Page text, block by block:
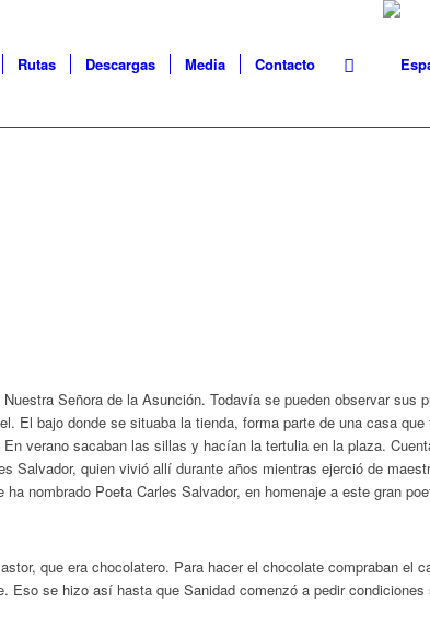
Rutas Descargas Media Contacto
Señora de la Asunción. Todavía se pueden observar sus
El bajo donde se situaba la tienda, forma parte de una casa
verano sacaban las sillas y hacían la tertulia en la plaza.
Salvador, quien vivió allí durante años mientras ejerció de
nombrado Poeta Carles Salvador, en homenaje a este gran
que era chocolatero. Para hacer el chocolate compraban el
Eso se hizo así hasta que Sanidad comenzó a pedir